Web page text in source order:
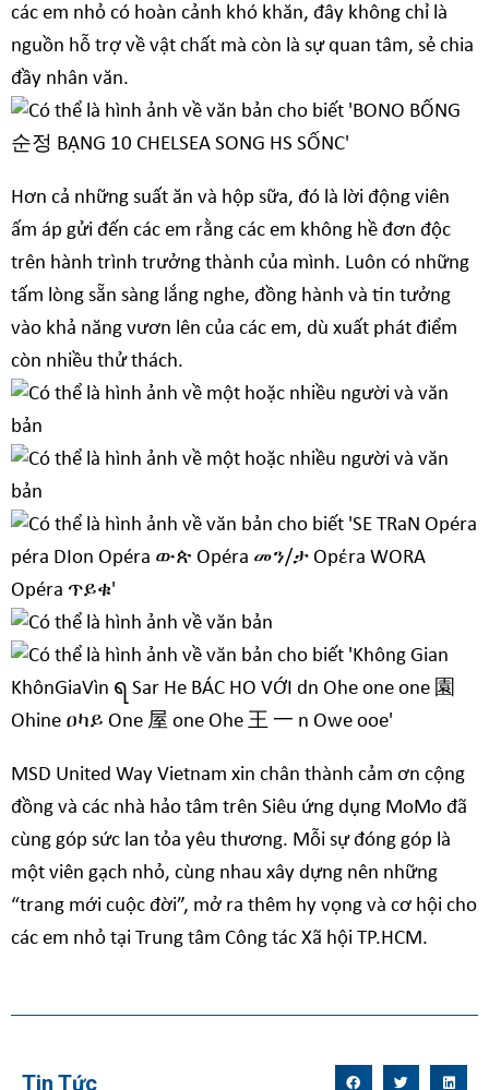
các em nhỏ có hoàn cảnh khó khăn, đây không chỉ là
nguồn hỗ trợ về vật chất mà còn là sự quan tâm, sẻ chia
đầy nhân văn.
Hơn cả những suất ăn và hộp sữa, đó là lời động viên
ấm áp gửi đến các em rằng các em không hề đơn độc
trên hành trình trưởng thành của mình. Luôn có những
tấm lòng sẵn sàng lắng nghe, đồng hành và tin tưởng
vào khả năng vươn lên của các em, dù xuất phát điểm
còn nhiều thử thách.
MSD United Way Vietnam xin chân thành cảm ơn cộng
đồng và các nhà hảo tâm trên Siêu ứng dụng MoMo đã
cùng góp sức lan tỏa yêu thương. Mỗi sự đóng góp là
một viên gạch nhỏ, cùng nhau xây dựng nên những
“trang mới cuộc đời”, mở ra thêm hy vọng và cơ hội cho
các em nhỏ tại Trung tâm Công tác Xã hội TP.HCM.
Tin Tức